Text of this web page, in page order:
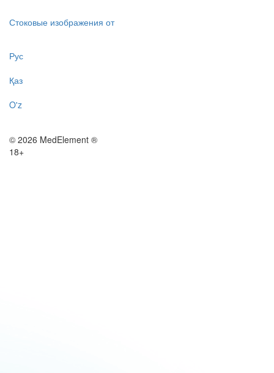
Стоковые изображения от
Рус
Қаз
O'z
© 2026 MedElement ®
18+